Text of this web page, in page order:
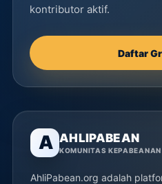
kontributor aktif.
Daftar
A AHLIPABEAN
KOMUNITAS
AhliPabean.org adalah